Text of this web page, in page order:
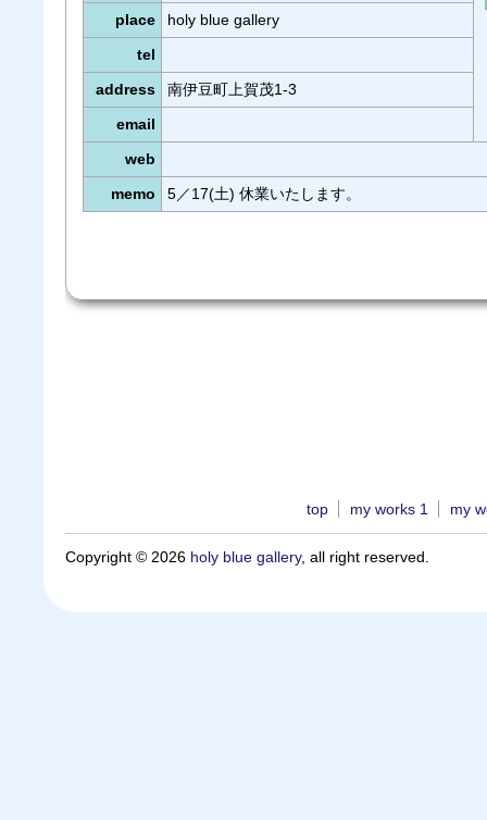
place
holy blue gallery
tel
address
南伊豆町上賀茂1-3
email
web
memo
5／17(土) 休業いたします。
top my works 1 my
Copyright © 2026 holy blue gallery, all right reserved.